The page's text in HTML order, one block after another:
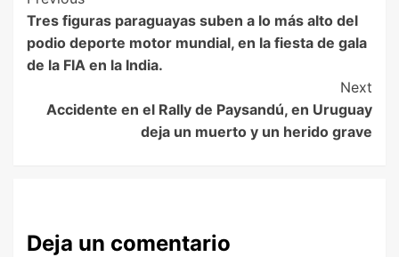
Tres figuras paraguayas suben a lo más alto del
podio deporte motor mundial, en la fiesta de gala
de la FIA en la India.
Next
Accidente en el Rally de Paysandú, en Uruguay
deja un muerto y un herido grave
Deja un comentario